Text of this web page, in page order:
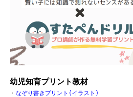
幼児知育プリント教材
・ なぞり書きプリント(イラスト)